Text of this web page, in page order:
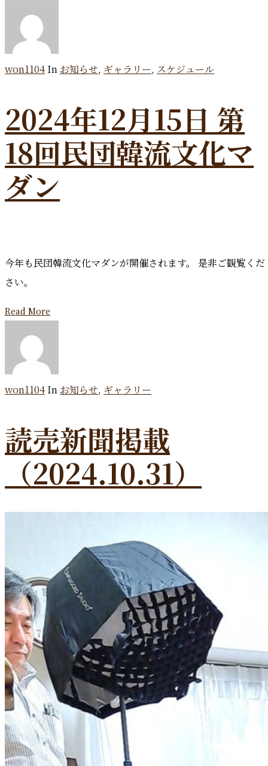
won1104 In お知らせ, ギャラリー, スケジュール
2024年12月15日 第
18回民団韓流文化マ
ダン
今年も民団韓流文化マダンが開催されます。 是非ご観覧くだ
さい。
Read More
won1104 In お知らせ, ギャラリー
読売新聞掲載
（2024.10.31）